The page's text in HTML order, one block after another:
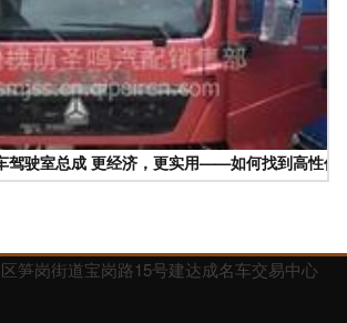
驾驶室总成 更经济，更实用——如何找到高性价
笋岗街道宝岗路15号建达成名车交易中心